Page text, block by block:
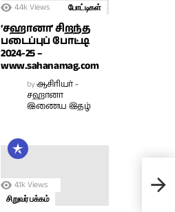
4.4k Views போட்டிகள்
‘சஹானா’ சிறந்த
படைப்புப் போட்டி
2024-25 –
www.sahanamag.com
byஆசிரியர் -
சஹானா
இணைய இதழ்
4.1k Views
சிறுவர் பக்கம்